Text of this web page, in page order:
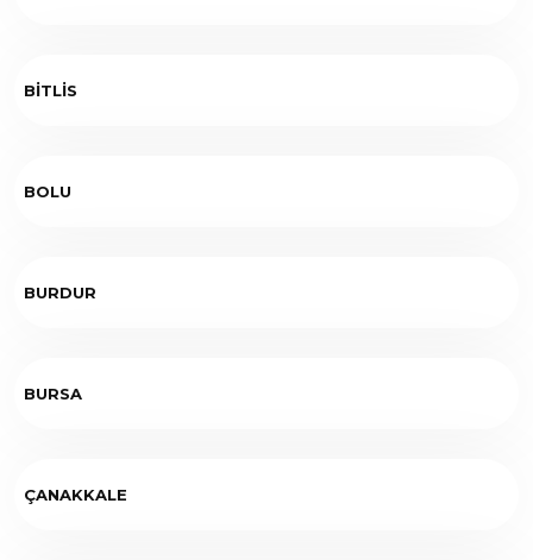
BİTLİS
BOLU
BURDUR
BURSA
ÇANAKKALE